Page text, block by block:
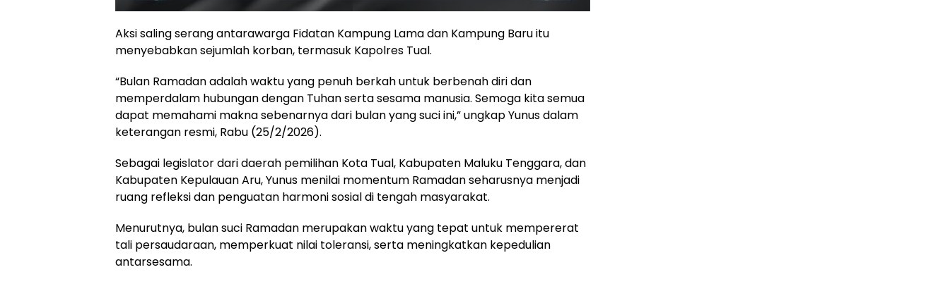
Aksi saling serang antarawarga Fidatan Kampung Lama dan Kampung Baru itu
menyebabkan sejumlah korban, termasuk Kapolres Tual.
“Bulan Ramadan adalah waktu yang penuh berkah untuk berbenah diri dan
memperdalam hubungan dengan Tuhan serta sesama manusia. Semoga kita semua
dapat memahami makna sebenarnya dari bulan yang suci ini,” ungkap Yunus dalam
keterangan resmi, Rabu (25/2/2026).
Sebagai legislator dari daerah pemilihan Kota Tual, Kabupaten Maluku Tenggara, dan
Kabupaten Kepulauan Aru, Yunus menilai momentum Ramadan seharusnya menjadi
ruang refleksi dan penguatan harmoni sosial di tengah masyarakat.
Menurutnya, bulan suci Ramadan merupakan waktu yang tepat untuk mempererat
tali persaudaraan, memperkuat nilai toleransi, serta meningkatkan kepedulian
antarsesama.